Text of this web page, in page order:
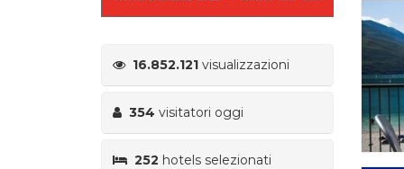
16.852.121 visualizzazioni
354 visitatori oggi
252 hotels selezionati